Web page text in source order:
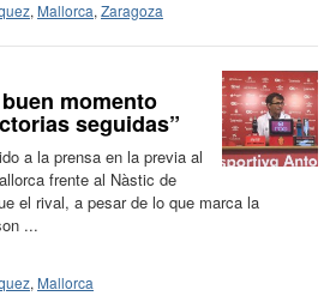
, Mallorca, Zaragoza
momento
seguidas”
a la prensa en la previa al
frente al Nàstic de
el rival, a pesar de lo que marca la
...
, Mallorca